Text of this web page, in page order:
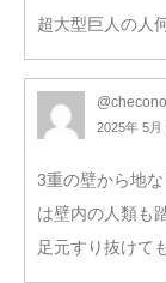
超大型巨人の人
2025年 5月
3重の壁から地
は壁内の人類も
足元すり抜けて